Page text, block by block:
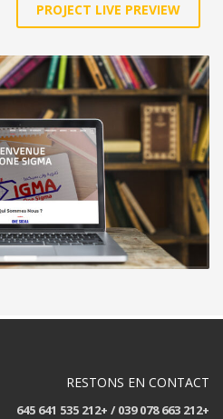
PROJECT LIVE PREVIEW
RESTONS EN CONTACT
+212 663 078 039 / +212 535 641 645